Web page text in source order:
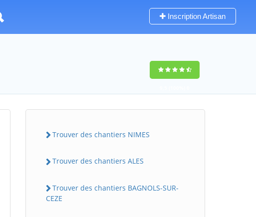
Inscription Artisan
Trouver des chantiers NIMES
Trouver des chantiers ALES
Trouver des chantiers BAGNOLS-SUR-
CEZE